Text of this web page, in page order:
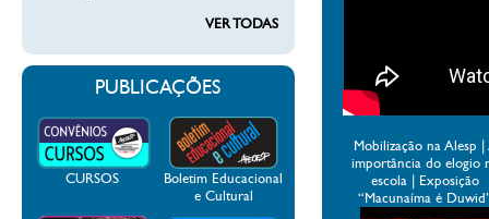
VER TODAS
PUBLICAÇÕES
CURSOS
Boletim Educacional
e Cultural
Mobilização na Alesp |
importância do elogio
escola | Exposição
“Macunaíma é